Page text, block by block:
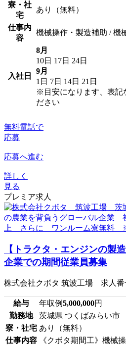
寮・社
宅
あり（無料）
仕事内
容
機械操作・製造補助 / 機
入社日
8月
10日 17日 24日
9月
1日 7日 14日 21日
※目安になります、表記
ださい
無料電話で
応募
応募へ進む
詳しく
見る
プレミア求人
【トラクタ・エンジンの製
企業での期間従業員募集
株式会社クボタ 筑波工場 求人番
給与 年収例5,000,000円
勤務地
茨城県 つくばみらい市
寮・社宅 あり（無料）
仕事内容
《クボタ期間工》機械